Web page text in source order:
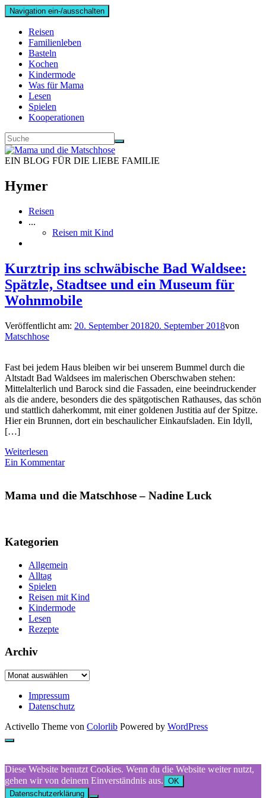
Navigation ein-/ausschalten
Reisen
Familienleben
Basteln
Kochen
Kindermode
Was für Mama
Lesen
Spielen
Kooperationen
EIN BLOG FÜR DIE LIEBE FAMILIE
Hymer
Reisen
...
Reisen mit Kind
Kurztrip ins schwäbische Bad Waldsee:
Spätzle, Stadtsee und ein Museum für
Wohnmobile
Veröffentlicht am: 20. September 201820. September 2018von
Matschhose
Fast bei jedem Haus bleiben wir bei unserem Bummel durch die
Altstadt Bad Waldsees im malerischen Oberschwaben stehen:
Mittelalterlich und Barock sind die Fassaden, eine beeindruckender
als die andere, besonders die des spätgotischen Rathauses, das schön
und stattlich daherkommt, mit einer goldenen Justitia auf der Spitze.
Hier ein Brunnen, dort ein beschaulicher Einkaufsladen. Ein Idyll,
[…]
Weiterlesen
Ein Kommentar
Mama und die Matschhose – Nadine Luck
Kategorien
Allgemein
Alltag
Spielen
Reisen mit Kind
Kindermode
Lesen
Rezepte
Archiv
Archiv
Impressum
Datenschutz
Activello Theme von Colorlib Powered by WordPress
Diese Website benutzt Cookies. Wenn du die Website weiter nutzt,
gehen wir von deinem Einverständnis aus. OK
Datenschutzerklärung